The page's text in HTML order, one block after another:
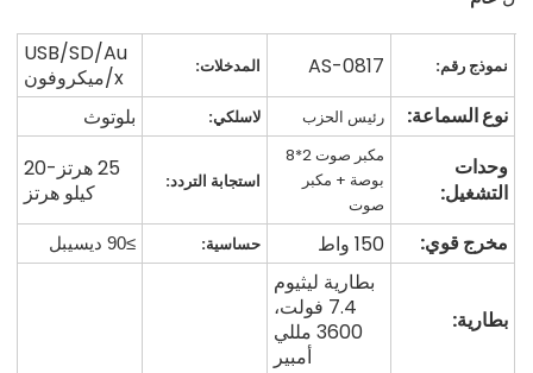
نموذج رقم: AS-0817 المدخلات:
USB/SD/Au
x/ميكروفون
نوع السماعة:
رئيس الحزب لاسلكي:
بلوتوث
وحدات
التشغيل:
مكبر صوت 2*8
بوصة + مكبر
صوت
استجابة التردد:
25 هرتز-20
كيلو هرتز
مخرج قوي:
150 واط حساسية: ≥90 ديسيبل
بطارية:
بطارية ليثيوم
7.4 فولت،
3600 مللي
أمبير